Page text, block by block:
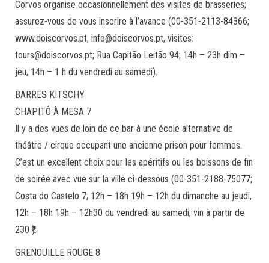
Corvos organise occasionnellement des visites de brasseries;
assurez-vous de vous inscrire à l’avance (00-351-2113-84366;
www.doiscorvos.pt, info@doiscorvos.pt, visites:
tours@doiscorvos.pt; Rua Capitão Leitão 94; 14h – 23h dim –
jeu, 14h – 1 h du vendredi au samedi).
BARRES KITSCHY
CHAPITÔ À MESA 7
Il y a des vues de loin de ce bar à une école alternative de
théâtre / cirque occupant une ancienne prison pour femmes.
C’est un excellent choix pour les apéritifs ou les boissons de fin
de soirée avec vue sur la ville ci-dessous (00-351-2188-75077;
Costa do Castelo 7; 12h – 18h 19h – 12h du dimanche au jeudi,
12h – 18h 19h – 12h30 du vendredi au samedi; vin à partir de
230 ₹).
GRENOUILLE ROUGE 8